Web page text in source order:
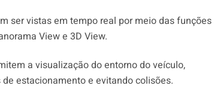
ser vistas em tempo real por meio das funções
View e 3D View.
a visualização do entorno do veículo,
estacionamento e evitando colisões.